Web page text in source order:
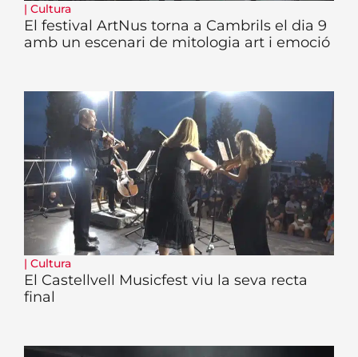
| Cultura
El festival ArtNus torna a Cambrils el dia 9
amb un escenari de mitologia art i emoció
| Cultura
El Castellvell Musicfest viu la seva recta
final